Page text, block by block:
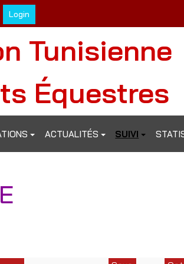
Login
Tunisienne
Équestres
ACTUALITÉS SUIVI